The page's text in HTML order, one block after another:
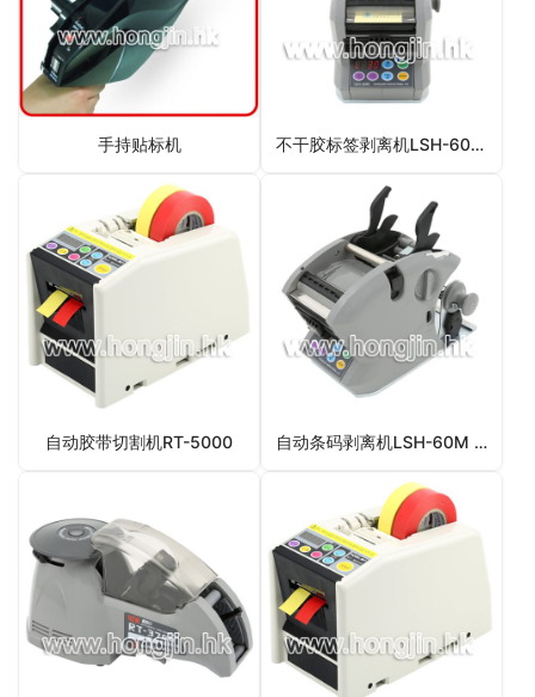
手持贴标机 不干胶标签剥离机LSH-60M 鸿锦不干胶标签剥离机
自动胶带切割机RT-5000 自动条码剥离机LSH-60M 韩国自动条码剥离机